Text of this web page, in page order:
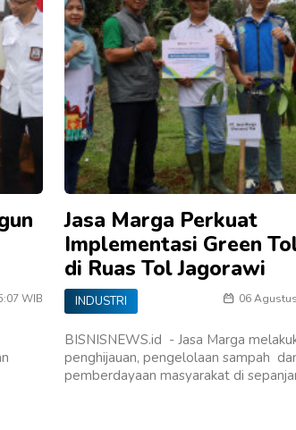
WIB
Jasa Marga Perkuat
Implementasi Green
di Ruas Tol Jagorawi
INDUSTRI 06
BISNISNEWS.id - Jasa Marga
penghijauan, pengelolaan sampah
pemberdayaan masyarakat di